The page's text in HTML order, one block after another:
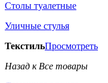
Столы туалетные
Уличные стулья
ТекстильПросмотреть
Назад к Все товары